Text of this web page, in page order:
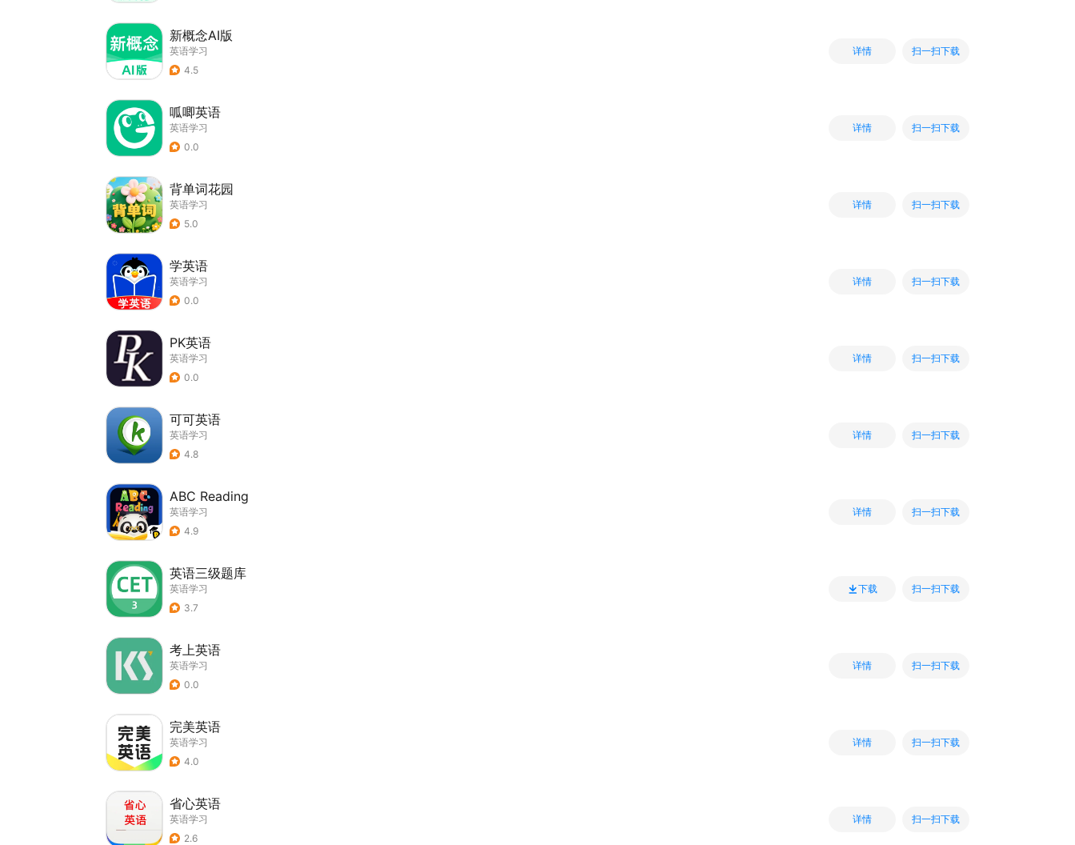
新概念AI版
英语学习
4.5
详情 扫一扫下载
呱唧英语
英语学习
0.0
详情 扫一扫下载
背单词花园
英语学习
5.0
详情 扫一扫下载
学英语
英语学习
0.0
详情 扫一扫下载
PK英语
英语学习
0.0
详情 扫一扫下载
可可英语
英语学习
4.8
详情 扫一扫下载
ABC Reading
英语学习
4.9
详情 扫一扫下载
英语三级题库
英语学习
3.7
下载 扫一扫下载
考上英语
英语学习
0.0
详情 扫一扫下载
完美英语
英语学习
4.0
详情 扫一扫下载
省心英语
英语学习
2.6
详情 扫一扫下载